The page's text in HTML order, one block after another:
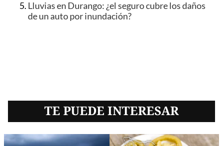
Lluvias en Durango: ¿el seguro cubre los daños
de un auto por inundación?
TE PUEDE INTERESAR